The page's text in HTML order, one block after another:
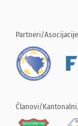
Partneri/Asocijacije
Članovi/